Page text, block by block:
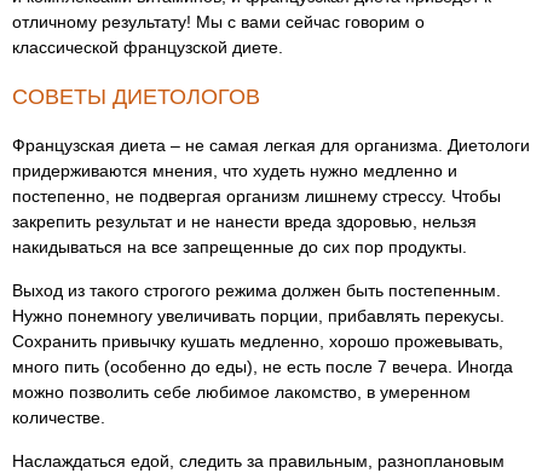
отличному результату! Мы с вами сейчас говорим о
классической французской диете.
СОВЕТЫ ДИЕТОЛОГОВ
Французская диета – не самая легкая для организма. Диетологи
придерживаются мнения, что худеть нужно медленно и
постепенно, не подвергая организм лишнему стрессу. Чтобы
закрепить результат и не нанести вреда здоровью, нельзя
накидываться на все запрещенные до сих пор продукты.
Выход из такого строгого режима должен быть постепенным.
Нужно понемногу увеличивать порции, прибавлять перекусы.
Сохранить привычку кушать медленно, хорошо прожевывать,
много пить (особенно до еды), не есть после 7 вечера. Иногда
можно позволить себе любимое лакомство, в умеренном
количестве.
Наслаждаться едой, следить за правильным, разноплановым